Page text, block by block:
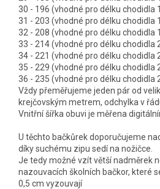
30 - 196 (vhodné pro délku
31 - 203 (vhodné pro délku
32 - 208 (vhodné pro délku
33 - 214 (vhodné pro délku
34 - 221 (vhodné pro délku
35 - 229 (vhodné pro délku
36 - 235 (vhodné pro délku
Vždy přeměřujeme jeden pár od
krejčovským metrem, odchylka v
Vnitřní šířka obuvi je měřena
U těchto bačkůrek doporučujeme
díky suchému zipu sedí na nožičce.
Je tedy možné vzít větší nadměrek
nazouvacích školních bačkor, které
0,5 cm vyzouvají